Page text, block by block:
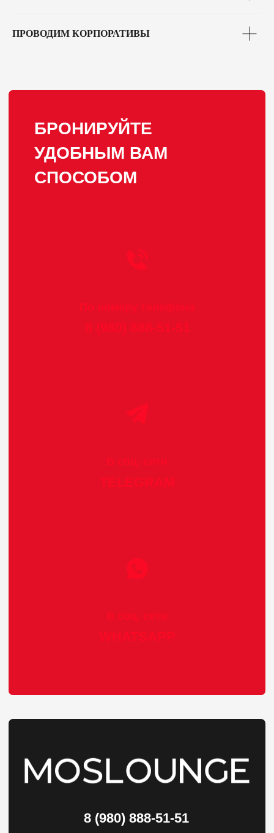
ПРОВОДИМ КОРПОРАТИВЫ